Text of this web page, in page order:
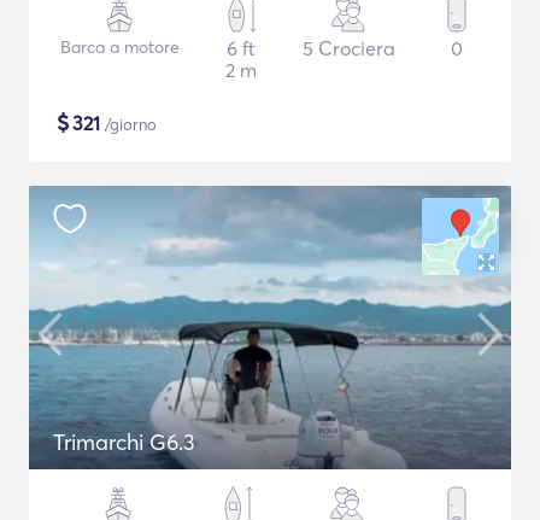
Barca a motore
6 ft
2 m
5 Crociera 0
$321 /giorno
Trimarchi G6.3